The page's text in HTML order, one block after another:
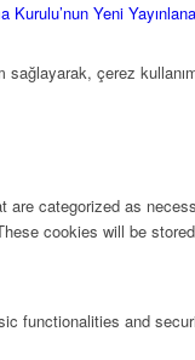
Kurulu’nun Yeni
çerez
categorized as
cookies will be
functionalities and